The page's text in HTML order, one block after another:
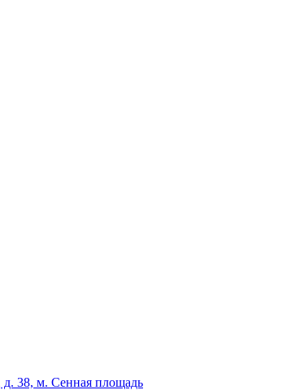
д. 38, м. Сенная площадь